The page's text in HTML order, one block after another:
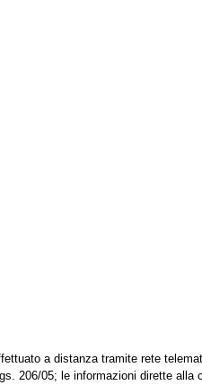
a distanza tramite rete
206/05; le informazioni dirette alla